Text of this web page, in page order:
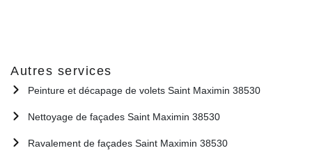
Autres services
Peinture et décapage de volets Saint Maximin 38530
Nettoyage de façades Saint Maximin 38530
Ravalement de façades Saint Maximin 38530